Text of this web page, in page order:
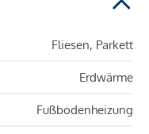
Fliesen, Parkett
Erdwärme
Fußbodenheizung